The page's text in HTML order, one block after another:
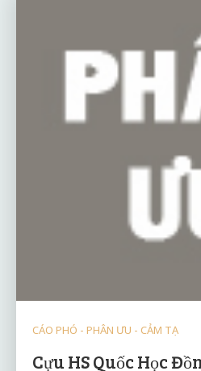
CÁO PHÓ - PHÂN ƯU - CẢM TẠ
Cựu HS Quốc Học